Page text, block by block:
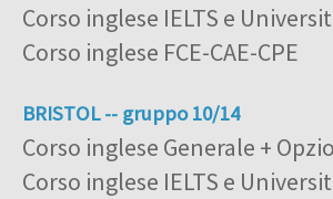
Corso inglese IELTS e
Corso inglese FCE-CAE-CPE
BRISTOL -- gruppo 10/14
Corso inglese Generale +
Corso inglese IELTS e